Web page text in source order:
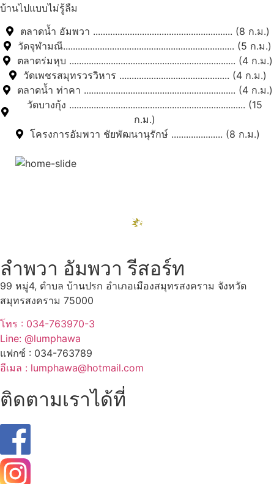
บ้านไปแบบไม่รู้ลืม
ตลาดน้ำ อัมพวา ......................................................... (8 ก.ม.)
วัดจุฬามณี...................................................................... (5 ก.ม.)
ตลาดร่มหุบ .................................................................... (4 ก.ม.)
วัดเพชรสมุทรวรวิหาร ............................................. (4 ก.ม.)
ตลาดน้ำ ท่าคา .............................................................. (4 ก.ม.)
วัดบางกุ้ง ........................................................................ (15
ก.ม.)
โครงการอัมพวา ชัยพัฒนานุรักษ์ ..................... (8 ก.ม.)
ลำพวา อัมพวา รีสอร์ท
99 หมู่4, ตำบล บ้านปรก อำเภอเมืองสมุทรสงคราม จังหวัด
สมุทรสงคราม 75000
โทร : 034-763970-3
Line: @lumphawa
แฟกซ์ : 034-763789
อีเมล : lumphawa@hotmail.com
ติดตามเราได้ที่